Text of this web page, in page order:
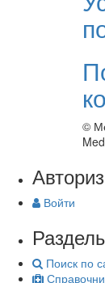
©
Войти
Поиск по